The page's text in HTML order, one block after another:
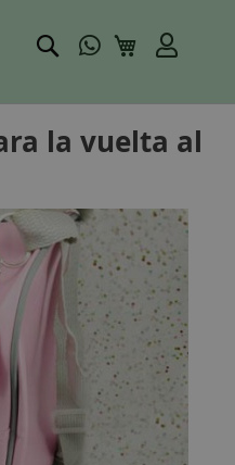
Buscar Mi carrito
la vuelta al